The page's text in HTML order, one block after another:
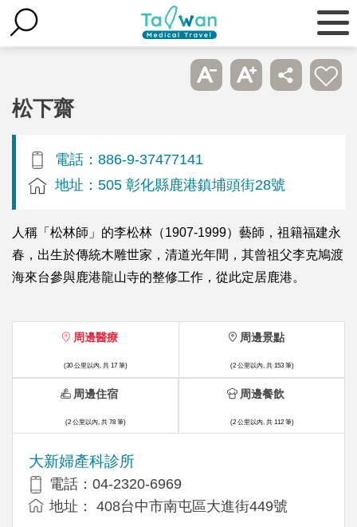
松下齋
電話：886-9-37477141
地址：505 彰化縣鹿港鎮埔頭街28號
人稱「松林師」的李松林（1907-1999）藝師，祖籍福建永
春，出生於傳統木雕世家，清道光年間，其曾祖父李克鳩渡
海來台參與鹿港龍山寺的整修工作，從此定居鹿港。
周邊醫療
(30 公里以內, 共 17 筆)
大新婦產科診所
電話：04-2320-6969
地址： 408台中市南屯區大進街449號
周邊景點
(2 公里以內, 共 153 筆)
周邊住宿
(2 公里以內, 共 78 筆)
周邊餐飲
(2 公里以內, 共 112 筆)